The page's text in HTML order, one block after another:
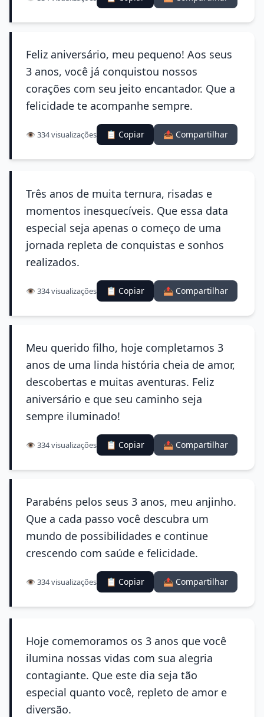
Feliz aniversário, meu pequeno! Aos seus
3 anos, você já conquistou nossos
corações com seu jeito encantador. Que a
felicidade te acompanhe sempre.
👁️ 334 visualizações 📋 Copiar 📤 Compartilhar
Três anos de muita ternura, risadas e
momentos inesquecíveis. Que essa data
especial seja apenas o começo de uma
jornada repleta de conquistas e sonhos
realizados.
👁️ 334 visualizações 📋 Copiar 📤 Compartilhar
Meu querido filho, hoje completamos 3
anos de uma linda história cheia de amor,
descobertas e muitas aventuras. Feliz
aniversário e que seu caminho seja
sempre iluminado!
👁️ 334 visualizações 📋 Copiar 📤 Compartilhar
Parabéns pelos seus 3 anos, meu anjinho.
Que a cada passo você descubra um
mundo de possibilidades e continue
crescendo com saúde e felicidade.
👁️ 334 visualizações 📋 Copiar 📤 Compartilhar
Hoje comemoramos os 3 anos que você
ilumina nossas vidas com sua alegria
contagiante. Que este dia seja tão
especial quanto você, repleto de amor e
diversão.